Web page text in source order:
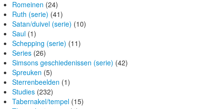
Romeinen (24)
Ruth (serie) (41)
Satan/duivel (serie) (10)
Saul (1)
Schepping (serie) (11)
Series (26)
Simsons geschiedenissen (serie) (42)
Spreuken (5)
Sterrenbeelden (1)
Studies (232)
Tabernakel/tempel (15)